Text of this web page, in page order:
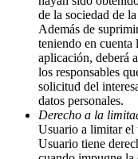
de la sociedad de
Además de
teniendo en cuenta
aplicación, deberá
los responsables
solicitud del
datos personales.
Derecho a la
Usuario a limitar el
Usuario tiene